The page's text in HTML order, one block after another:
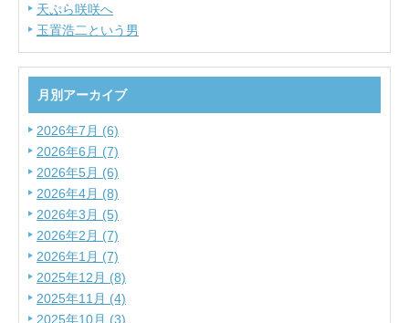
天ぷら咲咲へ
玉置浩二という男
月別アーカイブ
2026年7月 (6)
2026年6月 (7)
2026年5月 (6)
2026年4月 (8)
2026年3月 (5)
2026年2月 (7)
2026年1月 (7)
2025年12月 (8)
2025年11月 (4)
2025年10月 (3)